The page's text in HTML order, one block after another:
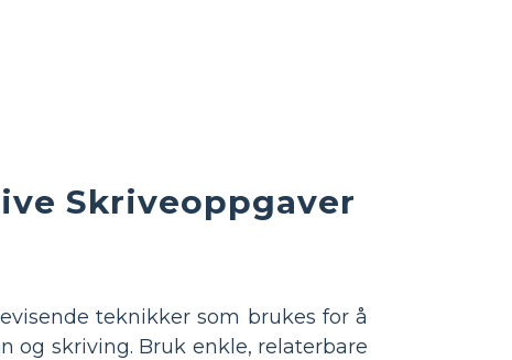
Skriveoppgaver
teknikker som brukes for å
og skriving. Bruk enkle, relaterbare